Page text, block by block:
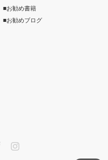
■お勧め書籍
■お勧めブログ